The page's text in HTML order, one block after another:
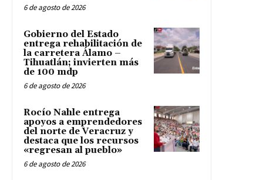
6 de agosto de 2026
Gobierno del Estado
entrega rehabilitación de
la carretera Álamo –
Tihuatlán; invierten más
de 100 mdp
6 de agosto de 2026
Rocío Nahle entrega
apoyos a emprendedores
del norte de Veracruz y
destaca que los recursos
«regresan al pueblo»
6 de agosto de 2026